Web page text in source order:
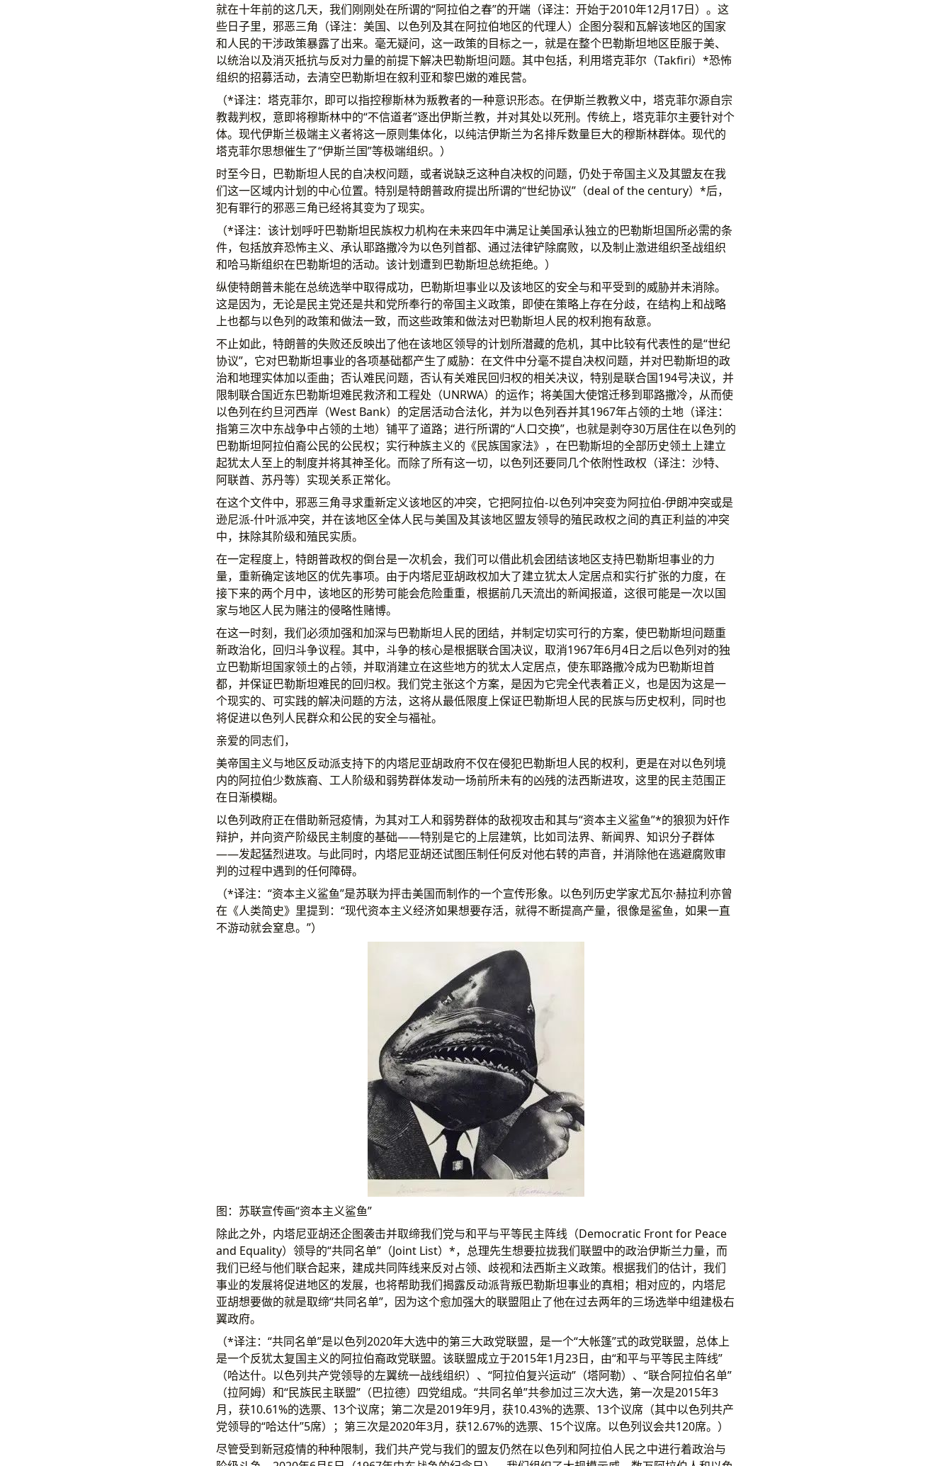
就在十年前的这几天，我们刚刚处在所谓的“阿拉伯之春”的开端（译注：开始于2010年12月17日）。这
些日子里，邪恶三角（译注：美国、以色列及其在阿拉伯地区的代理人）企图分裂和瓦解该地区的国家
和人民的干涉政策暴露了出来。毫无疑问，这一政策的目标之一，就是在整个巴勒斯坦地区臣服于美、
以统治以及消灭抵抗与反对力量的前提下解决巴勒斯坦问题。其中包括，利用塔克菲尔（Takfiri）*恐怖
组织的招募活动，去清空巴勒斯坦在叙利亚和黎巴嫩的难民营。
（*译注：塔克菲尔，即可以指控穆斯林为叛教者的一种意识形态。在伊斯兰教教义中，塔克菲尔源自宗
教裁判权，意即将穆斯林中的“不信道者”逐出伊斯兰教，并对其处以死刑。传统上，塔克菲尔主要针对个
体。现代伊斯兰极端主义者将这一原则集体化，以纯洁伊斯兰为名排斥数量巨大的穆斯林群体。现代的
塔克菲尔思想催生了“伊斯兰国”等极端组织。）
时至今日，巴勒斯坦人民的自决权问题，或者说缺乏这种自决权的问题，仍处于帝国主义及其盟友在我
们这一区域内计划的中心位置。特别是特朗普政府提出所谓的“世纪协议”（deal of the century）*后，
犯有罪行的邪恶三角已经将其变为了现实。
（*译注：该计划呼吁巴勒斯坦民族权力机构在未来四年中满足让美国承认独立的巴勒斯坦国所必需的条
件，包括放弃恐怖主义、承认耶路撒冷为以色列首都、通过法律铲除腐败，以及制止激进组织圣战组织
和哈马斯组织在巴勒斯坦的活动。该计划遭到巴勒斯坦总统拒绝。）
纵使特朗普未能在总统选举中取得成功，巴勒斯坦事业以及该地区的安全与和平受到的威胁并未消除。
这是因为，无论是民主党还是共和党所奉行的帝国主义政策，即使在策略上存在分歧，在结构上和战略
上也都与以色列的政策和做法一致，而这些政策和做法对巴勒斯坦人民的权利抱有敌意。
不止如此，特朗普的失败还反映出了他在该地区领导的计划所潜藏的危机，其中比较有代表性的是“世纪
协议”，它对巴勒斯坦事业的各项基础都产生了威胁：在文件中分毫不提自决权问题，并对巴勒斯坦的政
治和地理实体加以歪曲；否认难民问题，否认有关难民回归权的相关决议，特别是联合国194号决议，并
限制联合国近东巴勒斯坦难民救济和工程处（UNRWA）的运作；将美国大使馆迁移到耶路撒冷，从而使
以色列在约旦河西岸（West Bank）的定居活动合法化，并为以色列吞并其1967年占领的土地（译注：
指第三次中东战争中占领的土地）铺平了道路；进行所谓的“人口交换”，也就是剥夺30万居住在以色列的
巴勒斯坦阿拉伯裔公民的公民权；实行种族主义的《民族国家法》，在巴勒斯坦的全部历史领土上建立
起犹太人至上的制度并将其神圣化。而除了所有这一切，以色列还要同几个依附性政权（译注：沙特、
阿联酋、苏丹等）实现关系正常化。
在这个文件中，邪恶三角寻求重新定义该地区的冲突，它把阿拉伯-以色列冲突变为阿拉伯-伊朗冲突或是
逊尼派-什叶派冲突，并在该地区全体人民与美国及其该地区盟友领导的殖民政权之间的真正利益的冲突
中，抹除其阶级和殖民实质。
在一定程度上，特朗普政权的倒台是一次机会，我们可以借此机会团结该地区支持巴勒斯坦事业的力
量，重新确定该地区的优先事项。由于内塔尼亚胡政权加大了建立犹太人定居点和实行扩张的力度，在
接下来的两个月中，该地区的形势可能会危险重重，根据前几天流出的新闻报道，这很可能是一次以国
家与地区人民为赌注的侵略性赌博。
在这一时刻，我们必须加强和加深与巴勒斯坦人民的团结，并制定切实可行的方案，使巴勒斯坦问题重
新政治化，回归斗争议程。其中，斗争的核心是根据联合国决议，取消1967年6月4日之后以色列对的独
立巴勒斯坦国家领土的占领，并取消建立在这些地方的犹太人定居点，使东耶路撒冷成为巴勒斯坦首
都，并保证巴勒斯坦难民的回归权。我们党主张这个方案，是因为它完全代表着正义，也是因为这是一
个现实的、可实践的解决问题的方法，这将从最低限度上保证巴勒斯坦人民的民族与历史权利，同时也
将促进以色列人民群众和公民的安全与福祉。
亲爱的同志们，
美帝国主义与地区反动派支持下的内塔尼亚胡政府不仅在侵犯巴勒斯坦人民的权利，更是在对以色列境
内的阿拉伯少数族裔、工人阶级和弱势群体发动一场前所未有的凶残的法西斯进攻，这里的民主范围正
在日渐模糊。
以色列政府正在借助新冠疫情，为其对工人和弱势群体的敌视攻击和其与“资本主义鲨鱼”*的狼狈为奸作
辩护，并向资产阶级民主制度的基础——特别是它的上层建筑，比如司法界、新闻界、知识分子群体
——发起猛烈进攻。与此同时，内塔尼亚胡还试图压制任何反对他右转的声音，并消除他在逃避腐败审
判的过程中遇到的任何障碍。
（*译注：“资本主义鲨鱼”是苏联为抨击美国而制作的一个宣传形象。以色列历史学家尤瓦尔·赫拉利亦曾
在《人类简史》里提到：“现代资本主义经济如果想要存活，就得不断提高产量，很像是鲨鱼，如果一直
不游动就会窒息。”）
图：苏联宣传画“资本主义鲨鱼”
除此之外，内塔尼亚胡还企图袭击并取缔我们党与和平与平等民主阵线（Democratic Front for Peace
and Equality）领导的“共同名单”（Joint List）*，总理先生想要拉拢我们联盟中的政治伊斯兰力量，而
我们已经与他们联合起来，建成共同阵线来反对占领、歧视和法西斯主义政策。根据我们的估计，我们
事业的发展将促进地区的发展，也将帮助我们揭露反动派背叛巴勒斯坦事业的真相；相对应的，内塔尼
亚胡想要做的就是取缔“共同名单”，因为这个愈加强大的联盟阻止了他在过去两年的三场选举中组建极右
翼政府。
（*译注：“共同名单”是以色列2020年大选中的第三大政党联盟，是一个“大帐篷”式的政党联盟，总体上
是一个反犹太复国主义的阿拉伯裔政党联盟。该联盟成立于2015年1月23日，由“和平与平等民主阵线”
（哈达什。以色列共产党领导的左翼统一战线组织）、“阿拉伯复兴运动”（塔阿勒）、“联合阿拉伯名单”
（拉阿姆）和“民族民主联盟”（巴拉德）四党组成。“共同名单”共参加过三次大选，第一次是2015年3
月，获10.61%的选票、13个议席；第二次是2019年9月，获10.43%的选票、13个议席（其中以色列共产
党领导的“哈达什”5席）；第三次是2020年3月，获12.67%的选票、15个议席。以色列议会共120席。）
尽管受到新冠疫情的种种限制，我们共产党与我们的盟友仍然在以色列和阿拉伯人民之中进行着政治与